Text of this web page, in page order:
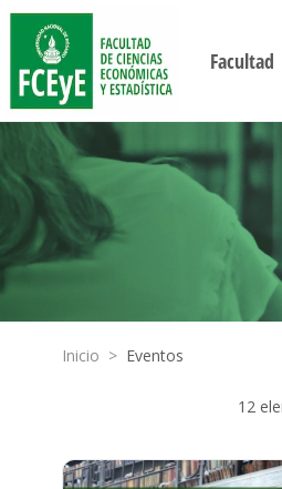
Facultad
Inicio > Eventos
12